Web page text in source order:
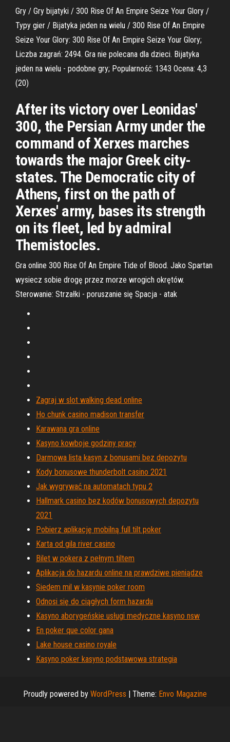
Gry / Gry bijatyki / 300 Rise Of An Empire Seize Your Glory /
Typy gier / Bijatyka jeden na wielu / 300 Rise Of An Empire
Seize Your Glory: 300 Rise Of An Empire Seize Your Glory;
Liczba zagrań: 2494. Gra nie polecana dla dzieci. Bijatyka
jeden na wielu - podobne gry; Popularność: 1343 Ocena: 4,3
(20)
After its victory over Leonidas'
300, the Persian Army under the
command of Xerxes marches
towards the major Greek city-
states. The Democratic city of
Athens, first on the path of
Xerxes' army, bases its strength
on its fleet, led by admiral
Themistocles.
Gra online 300 Rise Of An Empire Tide of Blood. Jako Spartan
wysiecz sobie drogę przez morze wrogich okrętów.
Sterowanie: Strzałki - poruszanie się Spacja - atak
Zagraj w slot walking dead online
Ho chunk casino madison transfer
Karawana gra online
Kasyno kowboje godziny pracy
Darmowa lista kasyn z bonusami bez depozytu
Kody bonusowe thunderbolt casino 2021
Jak wygrywać na automatach typu 2
Hallmark casino bez kodów bonusowych depozytu
2021
Pobierz aplikację mobilną full tilt poker
Karta od gila river casino
Bilet w pokera z pełnym tiltem
Aplikacja do hazardu online na prawdziwe pieniądze
Siedem mil w kasynie poker room
Odnosi się do ciągłych form hazardu
Kasyno aborygeńskie usługi medyczne kasyno nsw
En poker que color gana
Lake house casino royale
Kasyno poker kasyno podstawowa strategia
Proudly powered by WordPress | Theme: Envo Magazine